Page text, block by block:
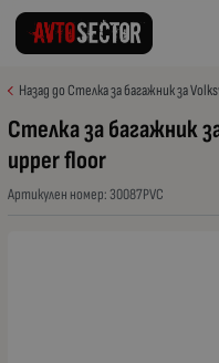
Назад до Стелка за багажник за
Стелка за багажник
upper floor
Артикулен номер:30087PVC